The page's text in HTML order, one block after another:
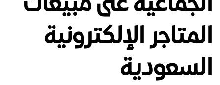
الجماعية على مبيعات
المتاجر الإلكترونية
السعودية